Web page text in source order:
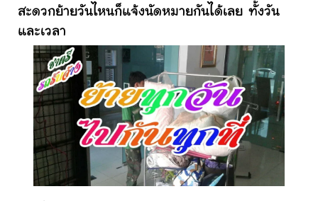
สะดวกย้ายวันไหนก็แจ้งนัดหมายกันได้เลย ทั้งวัน
และเวลา